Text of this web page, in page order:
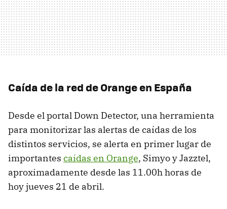
Caída de la red de Orange en España
Desde el portal Down Detector, una herramienta
para monitorizar las alertas de caídas de los
distintos servicios, se alerta en primer lugar de
importantes caídas en Orange, Simyo y Jazztel,
aproximadamente desde las 11.00h horas de
hoy jueves 21 de abril.